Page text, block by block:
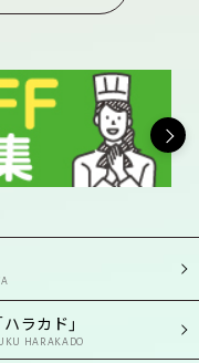
ハラカド」
HARAKADO